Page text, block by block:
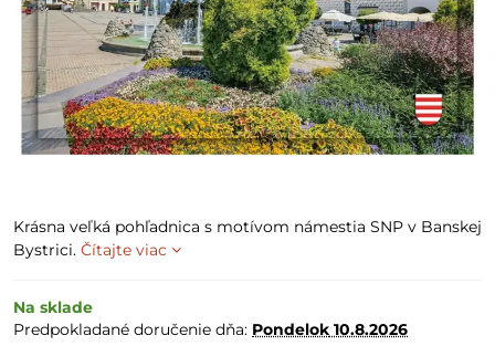
Krásna veľká pohľadnica s motívom námestia SNP v Banskej
Bystrici. Čítajte viac
Na sklade
Predpokladané doručenie dňa: Pondelok 10.8.2026